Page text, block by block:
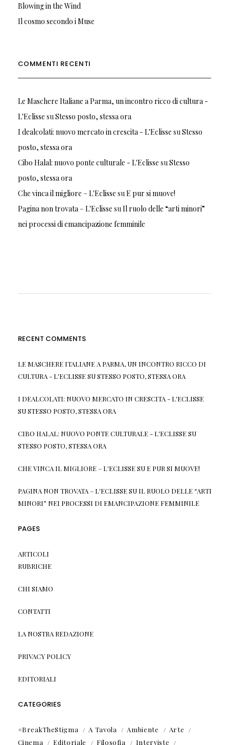
Blowing in the Wind
Il cosmo secondo i Muse
COMMENTI RECENTI
Le Maschere Italiane a Parma, un incontro ricco di cultura -
L'Eclisse su Stesso posto, stessa ora
I dealcolati: nuovo mercato in crescita - L'Eclisse su Stesso
posto, stessa ora
Cibo Halal: nuovo ponte culturale - L'Eclisse su Stesso
posto, stessa ora
Che vinca il migliore – L'Eclisse su E pur si muove!
Pagina non trovata – L'Eclisse su Il ruolo delle “arti minori”
nei processi di emancipazione femminile
RECENT COMMENTS
LE MASCHERE ITALIANE A PARMA, UN INCONTRO RICCO DI
CULTURA - L'ECLISSESUSTESSO POSTO, STESSA ORA
I DEALCOLATI: NUOVO MERCATO IN CRESCITA - L'ECLISSE
SUSTESSO POSTO, STESSA ORA
CIBO HALAL: NUOVO PONTE CULTURALE - L'ECLISSESU
STESSO POSTO, STESSA ORA
CHE VINCA IL MIGLIORE – L'ECLISSESU E PUR SI MUOVE!
PAGINA NON TROVATA – L'ECLISSESU IL RUOLO DELLE “ARTI
MINORI” NEI PROCESSI DI EMANCIPAZIONE FEMMINILE
PAGES
ARTICOLI
RUBRICHE
CHI SIAMO
CONTATTI
LA NOSTRA REDAZIONE
PRIVACY POLICY
EDITORIALI
CATEGORIES
#BreakTheStigma A Tavola Ambiente
Arte
Cinema
Editoriale Filosofia Interviste